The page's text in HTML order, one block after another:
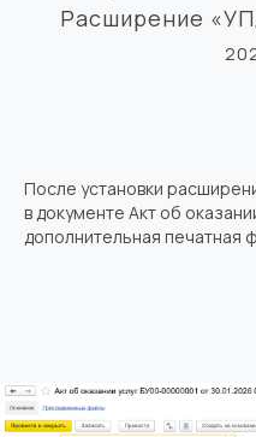
Расширение
После установки
в документе Акт об
дополнительная печатная